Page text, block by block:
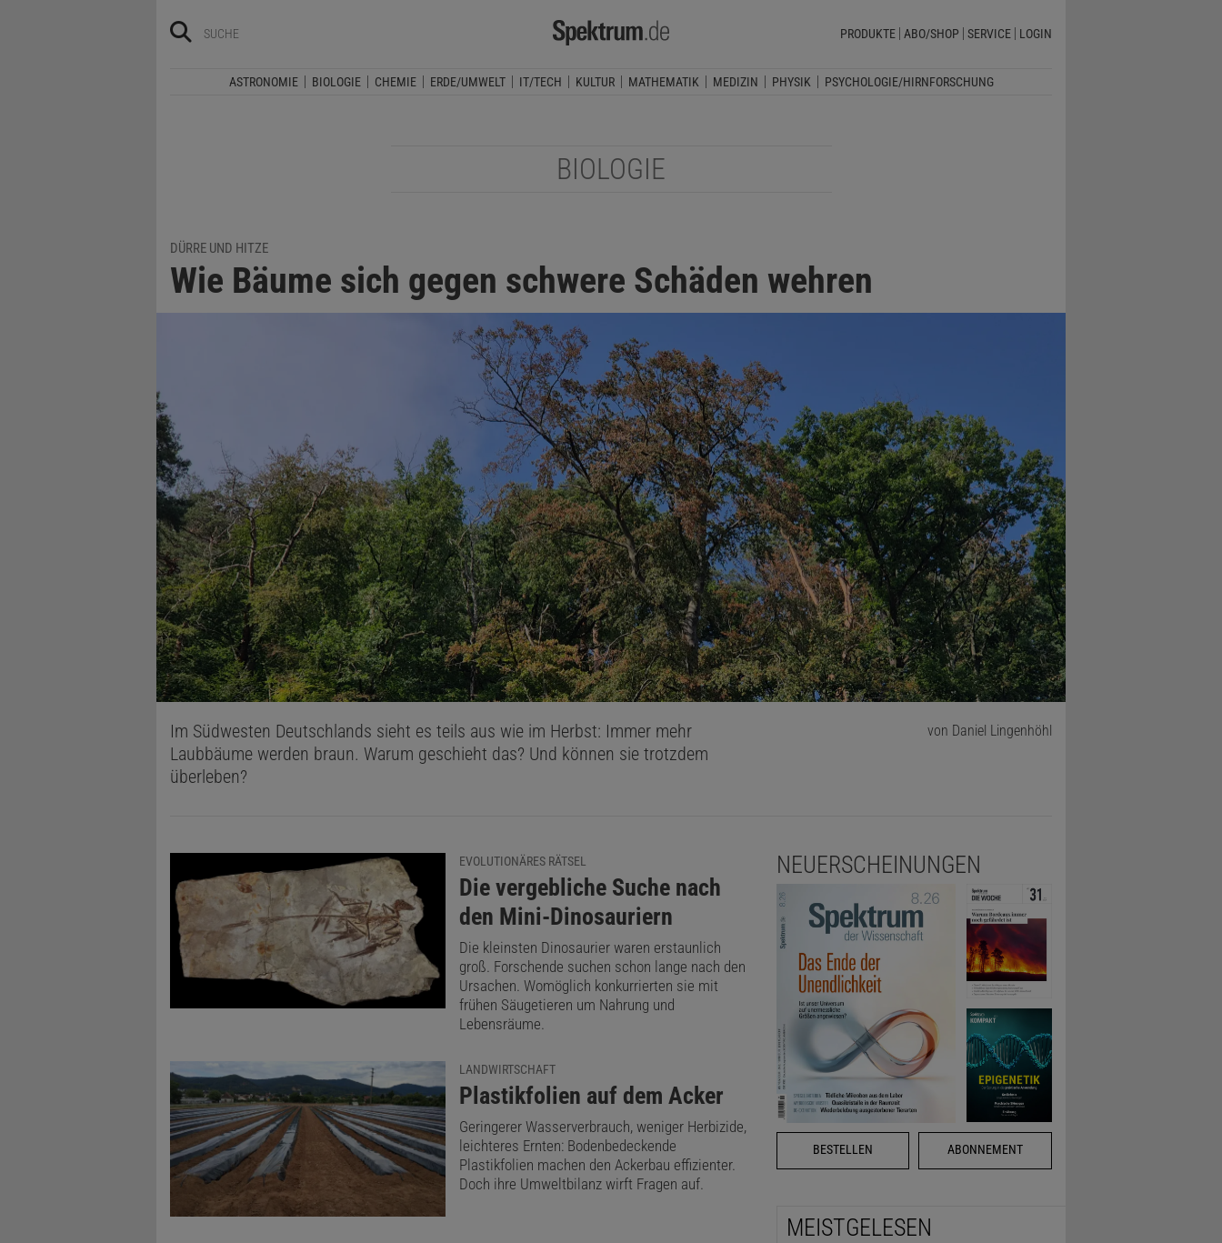
PRODUKTE ABO/SHOP SERVICE LOGIN
ASTRONOMIE BIOLOGIE CHEMIE ERDE/UMWELT IT/TECH KULTUR MATHEMATIK MEDIZIN PHYSIK PSYCHOLOGIE/HIRNFORSCHUNG
BIOLOGIE
DÜRRE UND HITZE
Wie Bäume sich gegen schwere Schäden wehren
Im Südwesten Deutschlands sieht es teils aus wie im Herbst: Immer mehr
Laubbäume werden braun. Warum geschieht das? Und können sie trotzdem
überleben?
von Daniel Lingenhöhl
EVOLUTIONÄRES RÄTSEL
:
Die vergebliche Suche nach
den Mini-Dinosauriern
Die kleinsten Dinosaurier waren erstaunlich
groß. Forschende suchen schon lange nach den
Ursachen. Womöglich konkurrierten sie mit
frühen Säugetieren um Nahrung und
Lebensräume.
LANDWIRTSCHAFT
:
Plastikfolien auf dem Acker
Geringerer Wasserverbrauch, weniger Herbizide,
leichteres Ernten: Bodenbedeckende
Plastikfolien machen den Ackerbau effizienter.
Doch ihre Umweltbilanz wirft Fragen auf.
NEUERSCHEINUNGEN
BESTELLEN ABONNEMENT
MEISTGELESEN